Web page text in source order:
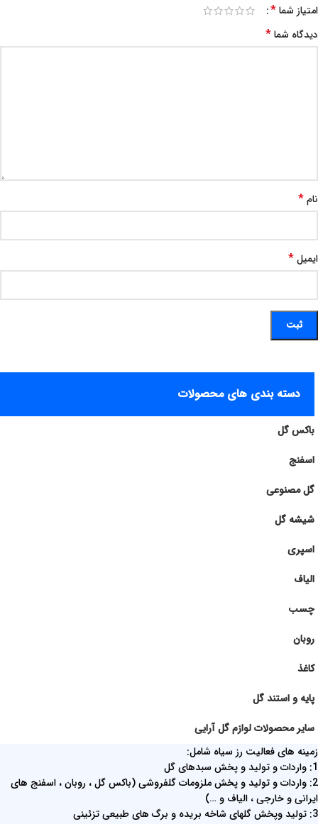
امتیاز شما*
دیدگاه شما*
نام*
ایمیل*
دسته بندی های محصولات
باکس گل
اسفنج
گل مصنوعی
شیشه گل
اسپری
الیاف
چسب
روبان
کاغذ
پایه و استند گل
سایر محصولات لوازم گل آرایی
زمینه های فعالیت رز سیاه شامل:
1: واردات و تولید و پخش سبدهای گل
2: واردات و تولید و پخش ملزومات گلفروشی (باکس گل ، روبان ، اسفنج های
ایرانی و خارجی ، الیاف و …)
3: تولید وپخش گلهای شاخه بریده و برگ های طبیعی تزئینی